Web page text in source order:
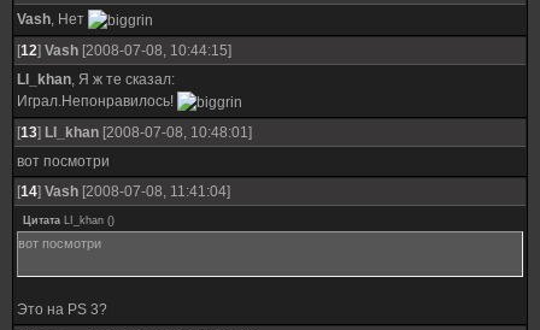
Vash, Нет
[12] Vash [2008-07-08, 10:44:15]
LI_khan, Я ж те сказал:
Играл.Непонравилось!
[13] LI_khan [2008-07-08, 10:48:01]
вот посмотри
[14] Vash [2008-07-08, 11:41:04]
Цитата LI_khan ()
вот посмотри
Это на PS 3?